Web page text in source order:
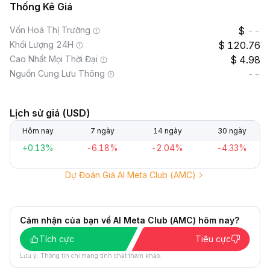
Thống Kê Giá
Vốn Hoá Thị Trường --
Khối Lượng 24H 120.76
Cao Nhất Mọi Thời Đại 4.98
Nguồn Cung Lưu Thông --
Lịch sử giá (USD)
Hôm nay 7 ngày 14 ngày 30 ngày
+0.13% -6.18% -2.04% -4.33%
Dự Đoán Giá AI Meta Club (AMC)
Cảm nhận của bạn về AI Meta Club (AMC) hôm nay?
Tích cực
Tiêu cực
Lưu ý: Thông tin chỉ mang tính chất tham khảo.